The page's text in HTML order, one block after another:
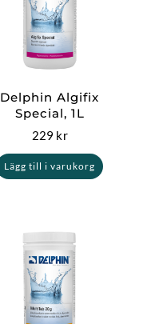
Delphin Algifix
Special, 1L
229 kr
Lägg till i varukorg